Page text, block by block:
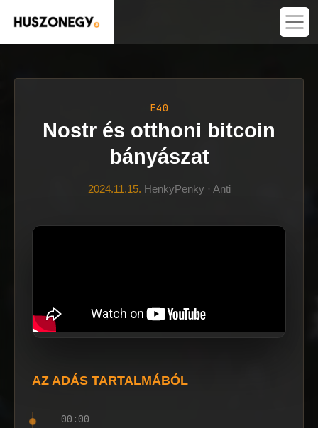
E40
Nostr és otthoni bitcoin
bányászat
2024.11.15. HenkyPenky · Anti
AZ ADÁS TARTALMÁBÓL
00:00